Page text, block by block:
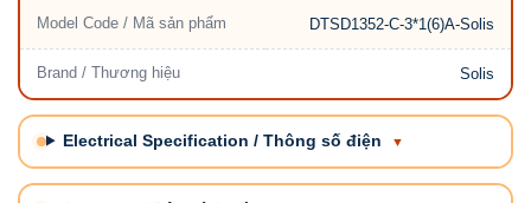
Model Code / Mã sản phẩm DTSD1352-C-3*1(6)A-Solis
Brand / Thương hiệu Solis
Electrical Specification / Thông số điện